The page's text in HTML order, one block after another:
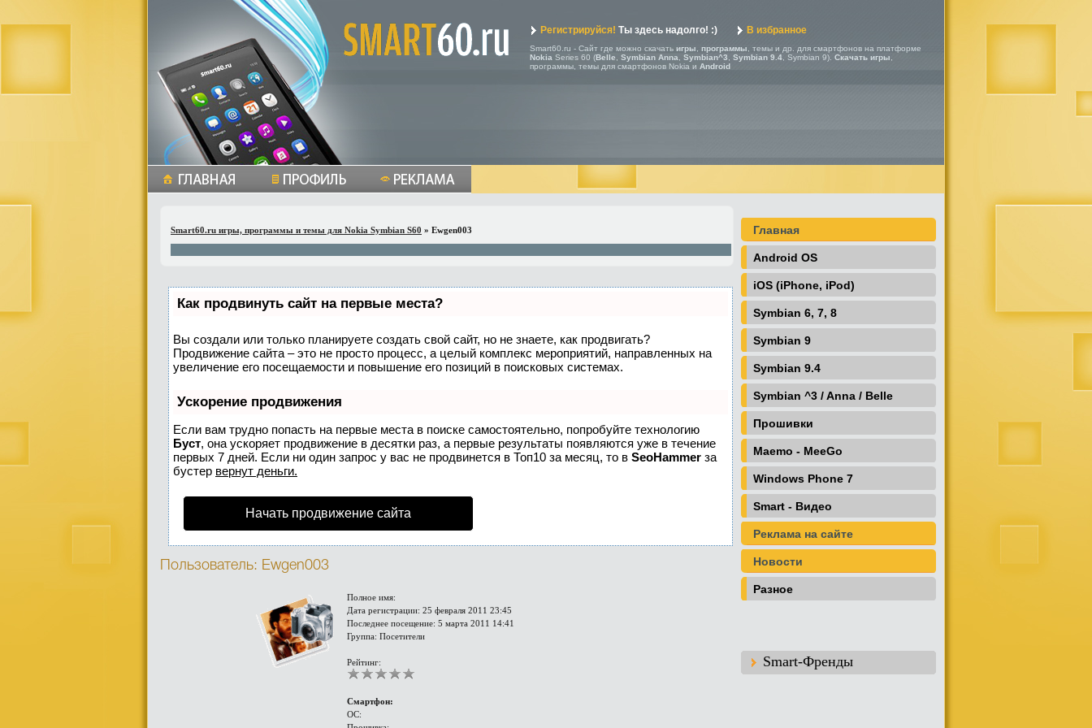
Регистрируйся! Ты здесь надолго! :) В избранное
Smart60.ru - Сайт где можно скачать игры программы , темы и др. для смартфонов на платформе
Nokia Series 60 (Belle Symbian Anna Symbian^3 Symbian 9.4 , Symbian 9). Скачать игры
программы, темы для смартфонов Nokia и Android
Smart60.ru игры, программы и темы для Nokia Symbian S60 » Ewgen003
Как продвинуть сайт на первые места?
Вы создали или только планируете создать свой сайт, но не знаете, как продвигать?
Продвижение сайта – это не просто процесс, а целый комплекс мероприятий, направленных на
увеличение его посещаемости и повышение его позиций в поисковых системах.
Ускорение продвижения
Если вам трудно попасть на первые места в поиске самостоятельно, попробуйте технологию
Буст, она ускоряет продвижение в десятки раз, а первые результаты появляются уже в течение
первых 7 дней. Если ни один запрос у вас не продвинется в Топ10 за месяц, то в SeoHammer за
бустер вернут деньги.
Начать продвижение сайта
Пользователь: Ewgen003
Полное имя:
Дата регистрации: 25 февраля 2011 23:45
Последнее посещение: 5 марта 2011 14:41
Группа: Посетители
Рейтинг:
Смартфон:
ОС:
Главная
Android OS
iOS (iPhone, iPod)
Symbian 6, 7, 8
Symbian 9
Symbian 9.4
Symbian ^3 / Anna / Belle
Прошивки
Maemo - MeeGo
Windows Phone 7
Smart - Видео
Реклама на сайте
Новости
Разное
Smart-Френды